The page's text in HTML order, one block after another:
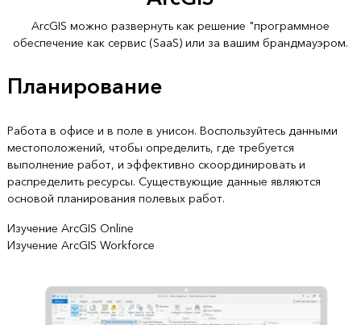
ArcGIS можно развернуть как решение "программное
обеспечение как сервис (SaaS) или за вашим брандмауэром.
Планирование
Работа в офисе и в поле в унисон. Воспользуйтесь данными
местоположений, чтобы определить, где требуется
выполнение работ, и эффективно скоординировать и
распределить ресурсы. Существующие данные являются
основой планирования полевых работ.
Изучение ArcGIS Online
Изучение ArcGIS Workforce